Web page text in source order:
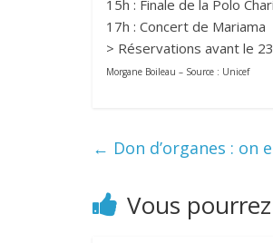
15h : Finale de la Polo
17h : Concert de Mariama
> Réservations avant le
Morgane Boileau – Source : Unicef
← Don d’organes : on
Vous